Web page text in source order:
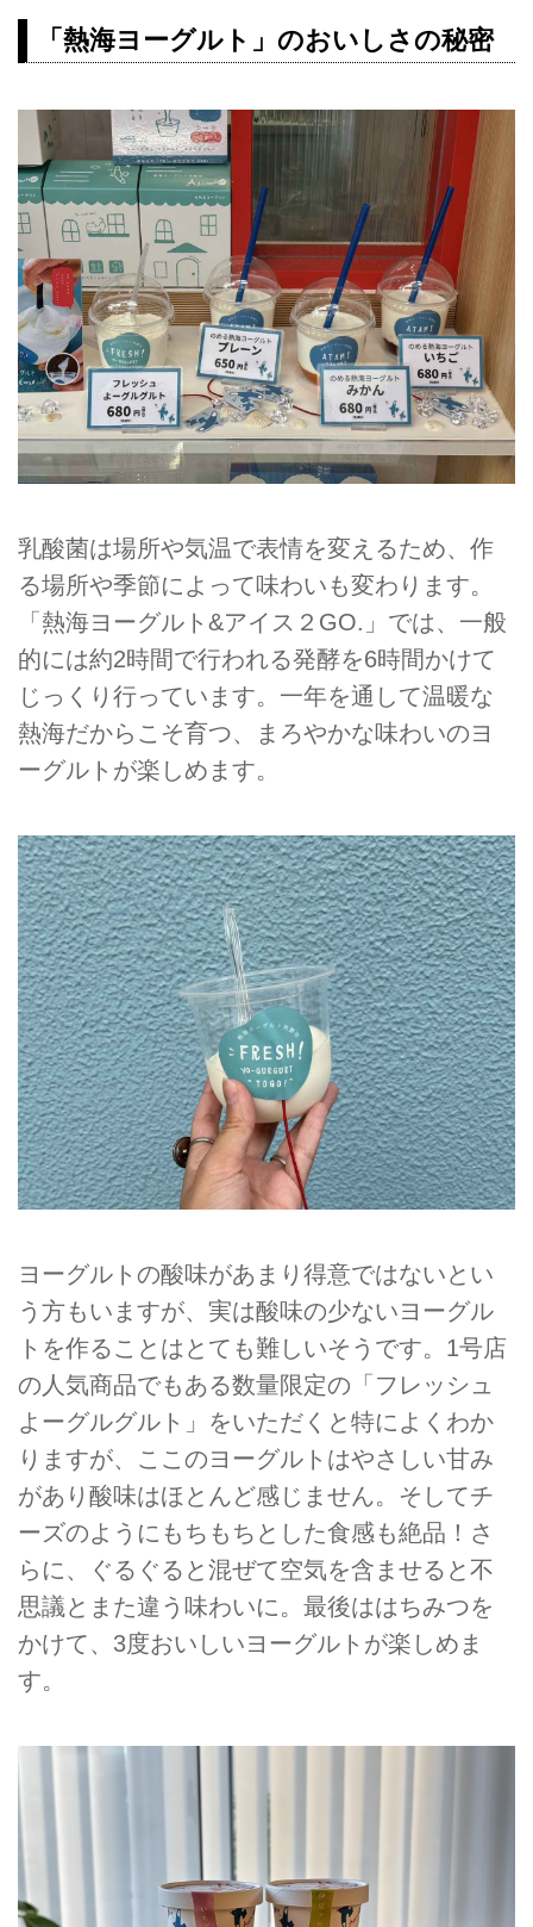
「熱海ヨーグルト」のおいしさの秘密
乳酸菌は場所や気温で表情を変えるため、作
る場所や季節によって味わいも変わります。
「熱海ヨーグルト&アイス２GO.」では、一般
的には約2時間で行われる発酵を6時間かけて
じっくり行っています。一年を通して温暖な
熱海だからこそ育つ、まろやかな味わいのヨ
ーグルトが楽しめます。
ヨーグルトの酸味があまり得意ではないとい
う方もいますが、実は酸味の少ないヨーグル
トを作ることはとても難しいそうです。1号店
の人気商品でもある数量限定の「フレッシュ
よーグルグルト」をいただくと特によくわか
りますが、ここのヨーグルトはやさしい甘み
があり酸味はほとんど感じません。そしてチ
ーズのようにもちもちとした食感も絶品！さ
らに、ぐるぐると混ぜて空気を含ませると不
思議とまた違う味わいに。最後ははちみつを
かけて、3度おいしいヨーグルトが楽しめま
す。